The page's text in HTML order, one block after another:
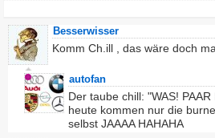
Besserwisser
Komm Ch.ill , das wäre doch
autofan
Der taube chill: "WAS!
heute kommen nur die
selbst JAAAA HAHAHA